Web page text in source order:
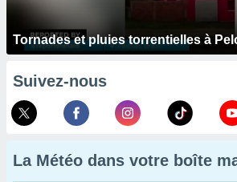
Tornades et pluies torrentielles à
Suivez-nous
La Météo dans votre boîte